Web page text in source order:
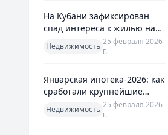
На Кубани зафиксирован
спад интереса к жилью на
Недвижимость 25 февраля 2026
г.
Январская ипотека-2026: как
сработали крупнейшие
банки и что это значит для
заемщиков
Недвижимость 25 февраля 2026
г.